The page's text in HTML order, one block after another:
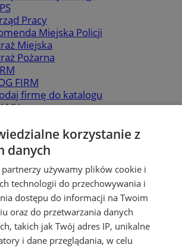
Pracy
Miejska Policji
Miejska
Pożarna
FIRM
firmę do katalogu
- nieruchomosci.org
ogłoszenie
IT
- praca w Świętochłowicach
korzystanie z
danych
używamy plików cookie i
technologii do przechowywania i
dostępu do informacji na Twoim
oraz do przetwarzania danych
takich jak Twój adres IP, unikalne
i dane przeglądania, w celu